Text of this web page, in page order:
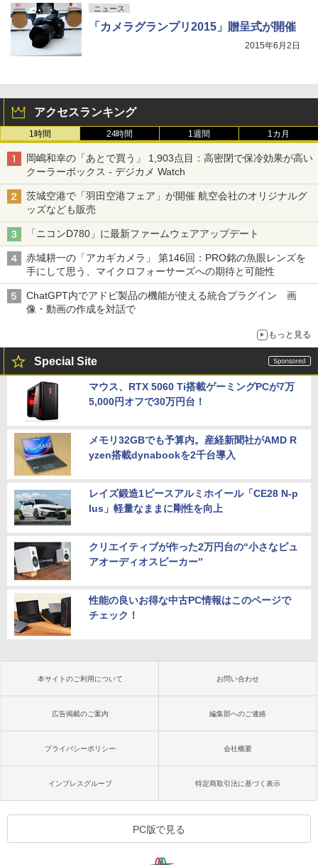
ニュース
「カメラグランプリ2015」贈呈式が開催
2015年6月2日
アクセスランキング
1時間 24時間 1週間 1カ月
岡嶋和幸の「あとで買う」 1,903点目：高密閉で保冷効果が高い
クーラーボックス - デジカメ Watch
茨城空港で「羽田空港フェア」が開催 航空会社のオリジナルグ
ッズなども販売
「ニコンD780」に最新ファームウェアアップデート
赤城耕一の「アカギカメラ」 第146回：PRO銘の魚眼レンズを
手にして思う、マイクロフォーサーズへの期待と可能性
ChatGPT内でアドビ製品の機能が使える統合プラグイン 画
像・動画の作成を対話で
もっと見る
Special Site
マウス、RTX 5060 Ti搭載ゲーミングPCが7万
5,000円オフで30万円台！
メモリ32GBでも予算内。産経新聞社がAMD R
yzen搭載dynabookを2千台導入
レイズ鍛造1ピースアルミホイール「CE28 N-p
lus」軽量なままに剛性を向上
クリエイティブが作った2万円台の“小さなピュ
アオーディオスピーカー”
性能の良いお得な中古PC情報はこのページで
チェック！
本サイトのご利用について お問い合わせ
広告掲載のご案内 編集部へのご連絡
プライバシーポリシー 会社概要
インプレスグループ 特定商取引法に基づく表示
PC版で見る